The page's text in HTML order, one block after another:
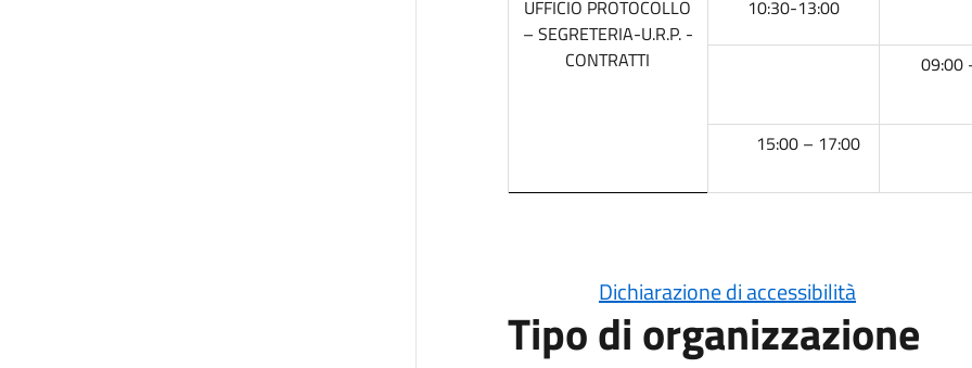
UFFICIO PROTOCOLLO
– SEGRETERIA-U.R.P. -
CONTRATTI
10:30-13:00
09:00
15:00 – 17:00
Dichiarazione di accessibilità
Tipo di organizzazione